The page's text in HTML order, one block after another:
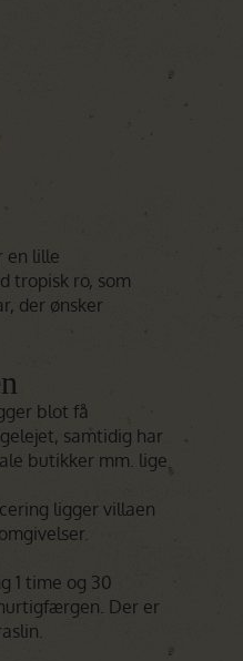
en lille
tropisk ro, som
der ønsker
blot få
samtidig har
butikker mm. lige
ligger villaen
1 time og 30
Der er